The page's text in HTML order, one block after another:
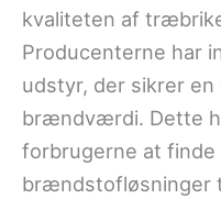
kvaliteten af
Producenterne har
udstyr, der sikrer
brændværdi. Dette
forbrugerne at
brændstofløsninger